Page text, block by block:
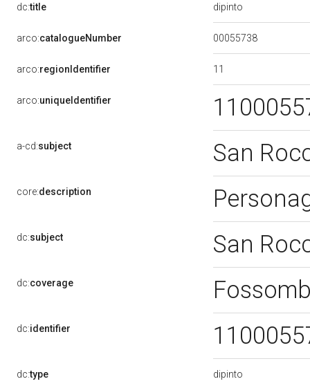
dc:title dipinto
arco:catalogueNumber 00055738
arco:regionIdentifier 11
arco:uniqueIdentifier
a-cd:subject San
core:description
dc:subject San
dc:coverage
dc:identifier
dc:type dipinto